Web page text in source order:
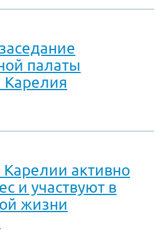
палаты
Карелия
активно
и участвуют в
жизни